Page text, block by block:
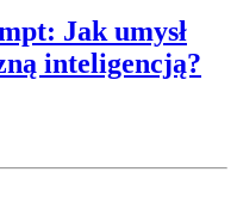
Jak umysł
inteligencją?